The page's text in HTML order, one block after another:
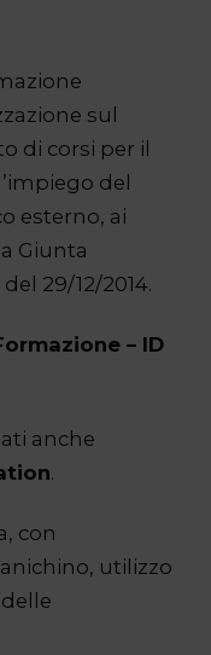
sul
di corsi per il
del
esterno, ai
Giunta
29/12/2014.
– ID
anche
.
con
utilizzo